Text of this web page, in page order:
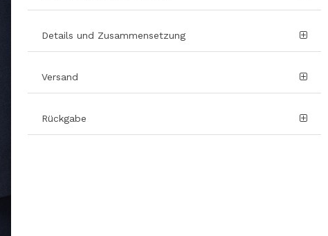
Details und Zusammensetzung
Versand
Rückgabe